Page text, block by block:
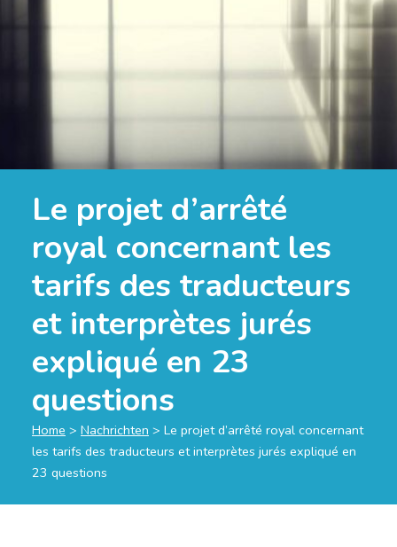
Le projet d’arrêté
royal concernant les
tarifs des traducteurs
et interprètes jurés
expliqué en 23
questions
Home > Nachrichten > Le projet d’arrêté royal concernant
les tarifs des traducteurs et interprètes jurés expliqué en
23 questions